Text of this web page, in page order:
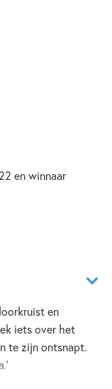
en winnaar
en
iets over het
te zijn ontsnapt.
.'